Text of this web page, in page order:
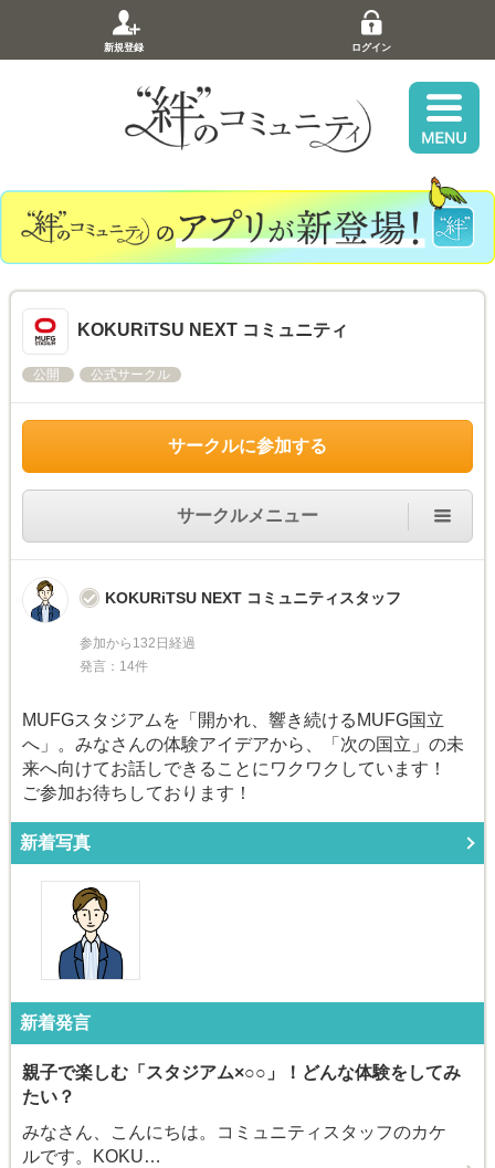
新規登録 ログイン
KOKURiTSU NEXT コミュニティ
公開 公式サークル
サークルに参加する
サークルメニュー
KOKURiTSU NEXT コミュニティスタッフ
参加から132日経過
発言：14件
MUFGスタジアムを「開かれ、響き続けるMUFG国立
へ」。みなさんの体験アイデアから、「次の国立」の未
来へ向けてお話しできることにワクワクしています！
ご参加お待ちしております！
新着写真
新着発言
親子で楽しむ「スタジアム×○○」！どんな体験をしてみ
たい？
みなさん、こんにちは。コミュニティスタッフのカケ
ルです。KOKU…